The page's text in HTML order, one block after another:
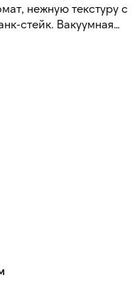
нежную текстуру с
стейк. Вакуумная